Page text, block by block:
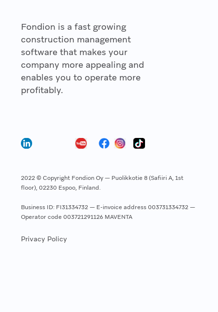
Fondion is a fast growing
construction management
software that makes your
company more appealing and
enables you to operate more
profitably.
2022 © Copyright Fondion Oy — Puolikkotie 8 (Safiiri A, 1st
floor), 02230 Espoo, Finland.
Business ID: FI31334732 — E-invoice address 003731334732 —
Operator code 003721291126 MAVENTA
Privacy Policy